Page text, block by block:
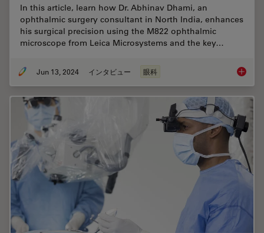
In this article, learn how Dr. Abhinav Dhami, an
ophthalmic surgery consultant in North India, enhances
his surgical precision using the M822 ophthalmic
microscope from Leica Microsystems and the key…
Jun 13, 2024 インタビュー 眼科 Buying